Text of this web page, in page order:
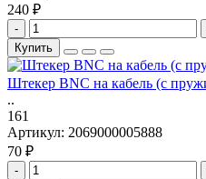
240 ₽
-
Купить
Штекер BNC на кабель (с
..
161
Артикул: 2069000005888
70 ₽
-